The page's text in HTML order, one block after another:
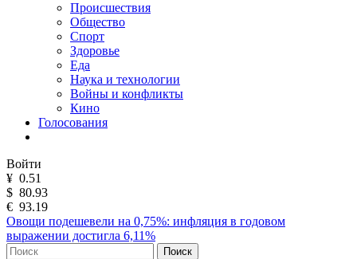
Происшествия
Общество
Спорт
Здоровье
Еда
Наука и технологии
Войны и конфликты
Кино
Голосования
Войти
¥ 0.51
$ 80.93
€ 93.19
Овощи подешевели на 0,75%: инфляция в годовом
выражении достигла 6,11%
Поиск